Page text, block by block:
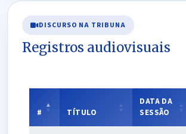
DISCURSO NA TRIBUNA
Registros audiovisuais
# TÍTULO
DATA DA
SESSÃO